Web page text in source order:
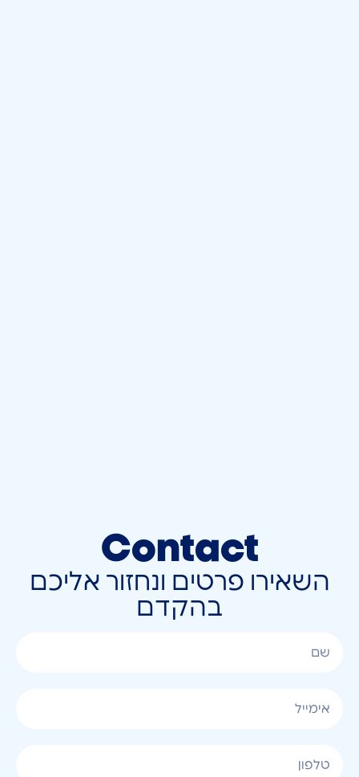
Contact
השאירו פרטים ונחזור אליכם
בהקדם